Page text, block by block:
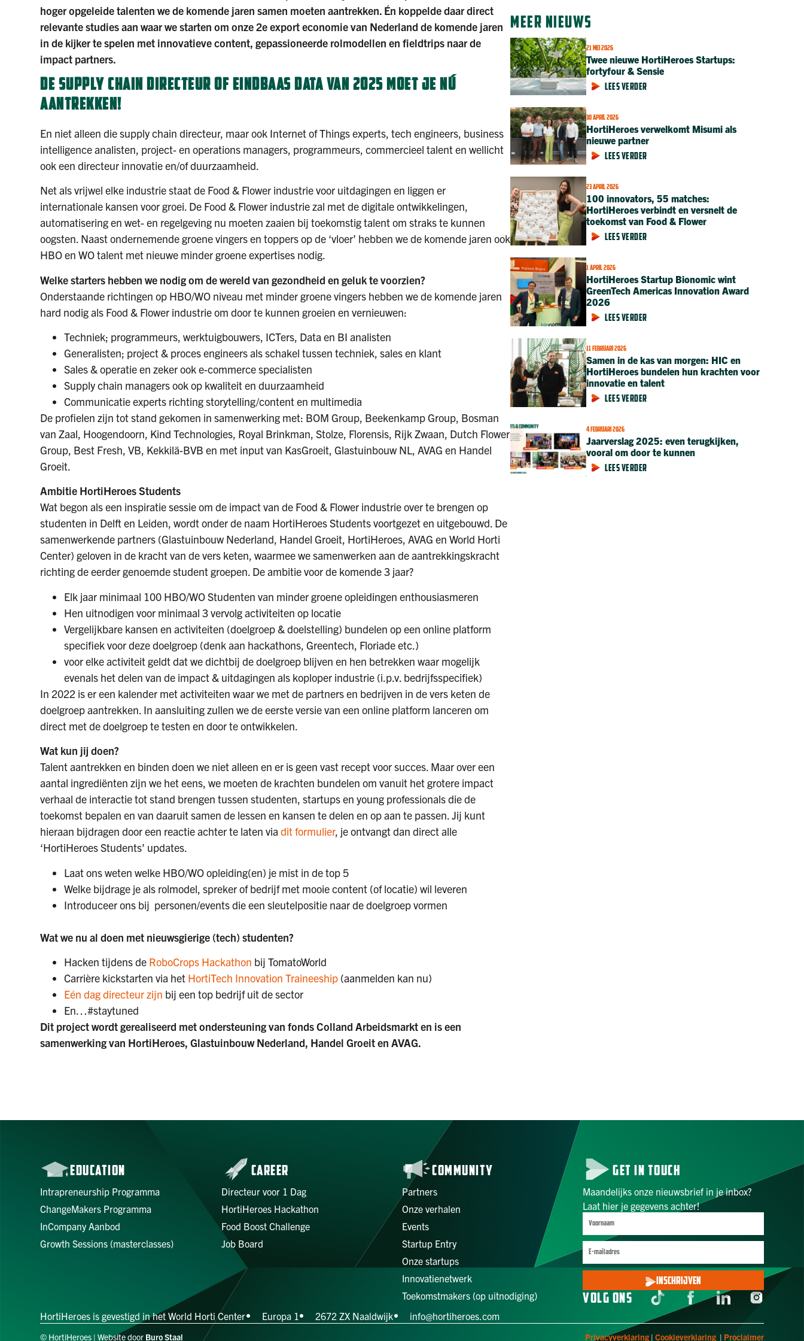
hoger opgeleide talenten we de komende jaren samen moeten aantrekken. Én koppelde daar direct
relevante studies aan waar we starten om onze 2e export economie van Nederland de komende jaren
in de kijker te spelen met innovatieve content, gepassioneerde rolmodellen en fieldtrips naar de
impact partners.
DE SUPPLY CHAIN DIRECTEUR OF EINDBAAS DATA VAN 2025 MOET JE NÚ
AANTREKKEN!
En niet alleen die supply chain directeur, maar ook Internet of Things experts, tech engineers, business
intelligence analisten, project- en operations managers, programmeurs, commercieel talent en wellicht
ook een directeur innovatie en/of duurzaamheid.
Net als vrijwel elke industrie staat de Food & Flower industrie voor uitdagingen en liggen er
internationale kansen voor groei. De Food & Flower industrie zal met de digitale ontwikkelingen,
automatisering en wet- en regelgeving nu moeten zaaien bij toekomstig talent om straks te kunnen
oogsten. Naast ondernemende groene vingers en toppers op de ‘vloer’ hebben we de komende jaren ook
HBO en WO talent met nieuwe minder groene expertises nodig.
Welke starters hebben we nodig om de wereld van gezondheid en geluk te voorzien?
Onderstaande richtingen op HBO/WO niveau met minder groene vingers hebben we de komende jaren
hard nodig als Food & Flower industrie om door te kunnen groeien en vernieuwen:
Techniek; programmeurs, werktuigbouwers, ICTers, Data en BI analisten
Generalisten; project & proces engineers als schakel tussen techniek, sales en klant
Sales & operatie en zeker ook e-commerce specialisten
Supply chain managers ook op kwaliteit en duurzaamheid
Communicatie experts richting storytelling/content en multimedia
De profielen zijn tot stand gekomen in samenwerking met: BOM Group, Beekenkamp Group, Bosman
van Zaal, Hoogendoorn, Kind Technologies, Royal Brinkman, Stolze, Florensis, Rijk Zwaan, Dutch Flower
Group, Best Fresh, VB, Kekkilä-BVB en met input van KasGroeit, Glastuinbouw NL, AVAG en Handel
Groeit.
Ambitie HortiHeroes Students
Wat begon als een inspiratie sessie om de impact van de Food & Flower industrie over te brengen op
studenten in Delft en Leiden, wordt onder de naam HortiHeroes Students voortgezet en uitgebouwd. De
samenwerkende partners (Glastuinbouw Nederland, Handel Groeit, HortiHeroes, AVAG en World Horti
Center) geloven in de kracht van de vers keten, waarmee we samenwerken aan de aantrekkingskracht
richting de eerder genoemde student groepen. De ambitie voor de komende 3 jaar?
Elk jaar minimaal 100 HBO/WO Studenten van minder groene opleidingen enthousiasmeren
Hen uitnodigen voor minimaal 3 vervolg activiteiten op locatie
Vergelijkbare kansen en activiteiten (doelgroep & doelstelling) bundelen op een online platform
specifiek voor deze doelgroep (denk aan hackathons, Greentech, Floriade etc.)
voor elke activiteit geldt dat we dichtbij de doelgroep blijven en hen betrekken waar mogelijk
evenals het delen van de impact & uitdagingen als koploper industrie (i.p.v. bedrijfsspecifiek)
In 2022 is er een kalender met activiteiten waar we met de partners en bedrijven in de vers keten de
doelgroep aantrekken. In aansluiting zullen we de eerste versie van een online platform lanceren om
direct met de doelgroep te testen en door te ontwikkelen.
Wat kun jij doen?
Talent aantrekken en binden doen we niet alleen en er is geen vast recept voor succes. Maar over een
aantal ingrediënten zijn we het eens, we moeten de krachten bundelen om vanuit het grotere impact
verhaal de interactie tot stand brengen tussen studenten, startups en young professionals die de
toekomst bepalen en van daaruit samen de lessen en kansen te delen en op aan te passen. Jij kunt
hieraan bijdragen door een reactie achter te laten viadit formulier, je ontvangt dan direct alle
‘HortiHeroes Students’ updates.
Laat ons weten welke HBO/WO opleiding(en) je mist in de top 5
Welke bijdrage je als rolmodel, spreker of bedrijf met mooie content (of locatie) wil leveren
Introduceer ons bij personen/events die een sleutelpositie naar de doelgroep vormen
Wat we nu al doen met nieuwsgierige (tech) studenten?
Hacken tijdens de RoboCrops Hackathon bij TomatoWorld
Carrière kickstarten via het HortiTech Innovation Traineeship (aanmelden kan nu)
Eén dag directeur zijn bij een top bedrijf uit de sector
En…#staytuned
Dit project wordt gerealiseerd met ondersteuning van fonds Colland Arbeidsmarkt en is een
samenwerking van HortiHeroes, Glastuinbouw Nederland, Handel Groeit en AVAG.
MEER NIEUWS
21 MEI 2026
Twee nieuwe HortiHeroes Startups:
fortyfour & Sensie
LEES VERDER
30 APRIL 2026
HortiHeroes verwelkomt Misumi als
nieuwe partner
LEES VERDER
23 APRIL 2026
100 innovators, 55 matches:
HortiHeroes verbindt en versnelt de
toekomst van Food & Flower
LEES VERDER
1 APRIL 2026
HortiHeroes Startup Bionomic wint
GreenTech Americas Innovation Award
2026
LEES VERDER
11 FEBRUARI 2026
Samen in de kas van morgen: HIC en
HortiHeroes bundelen hun krachten voor
innovatie en talent
LEES VERDER
4 FEBRUARI 2026
Jaarverslag 2025: even terugkijken,
vooral om door te kunnen
LEES VERDER
EDUCATION
Intrapreneurship Programma
ChangeMakers Programma
InCompany Aanbod
Growth Sessions (masterclasses)
CAREER
Directeur voor 1 Dag
HortiHeroes Hackathon
Food Boost Challenge
Job Board
COMMUNITY
Partners
Onze verhalen
Events
Startup Entry
Onze startups
Innovatienetwerk
Toekomstmakers (op uitnodiging)
GET IN TOUCH
Maandelijks onze nieuwsbrief in je inbox?
Laat hier je gegevens achter!
INSCHRIJVEN
VOLG ONS
HortiHeroes is gevestigd in het World Horti Center Europa 1 2672 ZX Naaldwijk info@hortiheroes.com
© HortiHeroes | Website door Buro Staal Privacyverklaring| Cookieverklaring| Proclaimer